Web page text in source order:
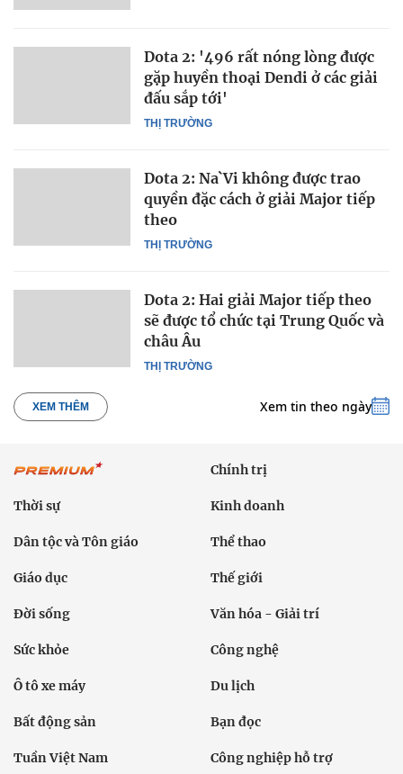
THỊ TRƯỜNG
Dota 2: '496 rất nóng lòng được
gặp huyền thoại Dendi ở các giải
đấu sắp tới'
THỊ TRƯỜNG
Dota 2: Na`Vi không được trao
quyền đặc cách ở giải Major tiếp
theo
THỊ TRƯỜNG
Dota 2: Hai giải Major tiếp theo
sẽ được tổ chức tại Trung Quốc và
châu Âu
XEM THÊM Xem tin theo ngày
Chính trị
Thời sự Kinh doanh
Dân tộc và Tôn giáo Thể thao
Giáo dục Thế giới
Đời sống Văn hóa - Giải trí
Sức khỏe Công nghệ
Ô tô xe máy Du lịch
Bất động sản Bạn đọc
Tuần Việt Nam Công nghiệp hỗ trợ